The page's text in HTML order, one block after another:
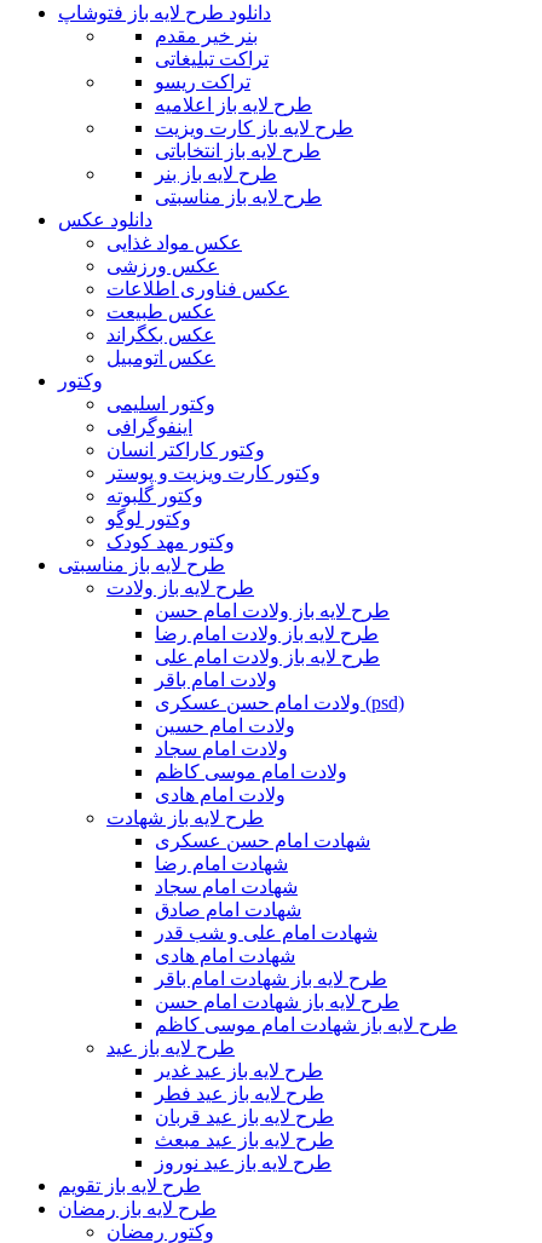
دانلود طرح لایه باز فتوشاپ
بنر خیر مقدم
تراکت تبلیغاتی
تراکت ریسو
طرح لایه باز اعلامیه
طرح لایه باز کارت ویزیت
طرح لایه باز انتخاباتی
طرح لایه باز بنر
طرح لایه باز مناسبتی
دانلود عکس
عکس مواد غذایی
عکس ورزشی
عکس فناوری اطلاعات
عکس طبیعت
عکس بکگراند
عکس اتومبیل
وکتور
وکتور اسلیمی
اینفوگرافی
وکتور کاراکتر انسان
وکتور کارت ویزیت و پوستر
وکتور گلبوته
وکتور لوگو
وکتور مهد کودک
طرح لایه باز مناسبتی
طرح لایه باز ولادت
طرح لایه باز ولادت امام حسن
طرح لایه باز ولادت امام رضا
طرح لایه باز ولادت امام علی
ولادت امام باقر
ولادت امام حسن عسکری (psd)
ولادت امام حسین
ولادت امام سجاد
ولادت امام موسی کاظم
ولادت امام هادی
طرح لایه باز شهادت
شهادت امام حسن عسکری
شهادت امام رضا
شهادت امام سجاد
شهادت امام صادق
شهادت امام علی و شب قدر
شهادت امام هادی
طرح لایه باز شهادت امام باقر
طرح لایه باز شهادت امام حسن
طرح لایه باز شهادت امام موسی کاظم
طرح لایه باز عید
طرح لایه باز عید غدیر
طرح لایه باز عید فطر
طرح لایه باز عید قربان
طرح لایه باز عید مبعث
طرح لایه باز عید نوروز
طرح لایه باز تقویم
طرح لایه باز رمضان
وکتور رمضان